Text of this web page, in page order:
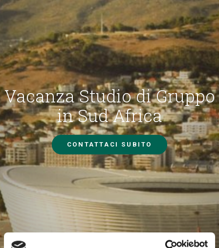
Vacanza Studio di Gruppo
in Sud Africa
CONTATTACI SUBITO